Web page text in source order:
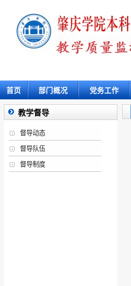
首页 部门概况 党务工作
教学督导
督导动态
督导队伍
督导制度